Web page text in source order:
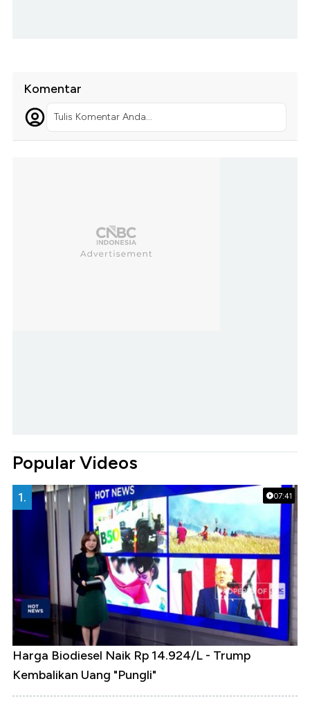
Komentar
Tulis Komentar Anda...
Popular Videos
07:41
1.
Harga Biodiesel Naik Rp 14.924/L - Trump
Kembalikan Uang "Pungli"